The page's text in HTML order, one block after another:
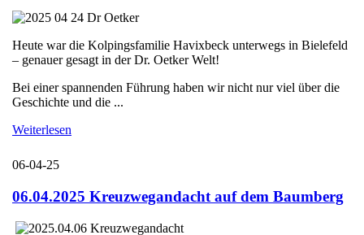
Heute war die Kolpingsfamilie Havixbeck unterwegs in Bielefeld
– genauer gesagt in der Dr. Oetker Welt!
Bei einer spannenden Führung haben wir nicht nur viel über die
Geschichte und die ...
Weiterlesen
06-04-25
06.04.2025 Kreuzwegandacht auf dem Baumberg